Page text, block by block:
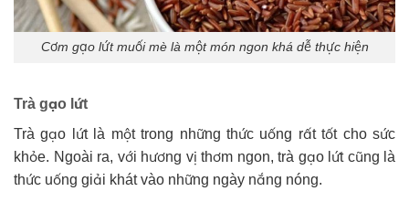
Cơm gạo lứt muối mè là một món ngon khá dễ thực hiện
Trà gạo lứt
Trà gạo lứt là một trong những thức uống rất tốt cho sức
khỏe. Ngoài ra, với hương vị thơm ngon, trà gạo lứt cũng là
thức uống giải khát vào những ngày nắng nóng.